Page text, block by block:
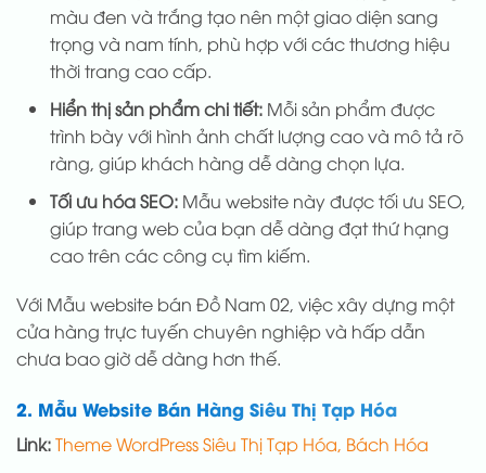
màu đen và trắng tạo nên một giao diện sang
trọng và nam tính, phù hợp với các thương hiệu
thời trang cao cấp.
Hiển thị sản phẩm chi tiết:Mỗi sản phẩm được
trình bày với hình ảnh chất lượng cao và mô tả rõ
ràng, giúp khách hàng dễ dàng chọn lựa.
Tối ưu hóa SEO:Mẫu website này được tối ưu SEO,
giúp trang web của bạn dễ dàng đạt thứ hạng
cao trên các công cụ tìm kiếm.
Với Mẫu website bán Đồ Nam 02, việc xây dựng một
cửa hàng trực tuyến chuyên nghiệp và hấp dẫn
chưa bao giờ dễ dàng hơn thế.
2. Mẫu Website Bán Hàng Siêu Thị Tạp Hóa
Link:Theme WordPress Siêu Thị Tạp Hóa, Bách Hóa